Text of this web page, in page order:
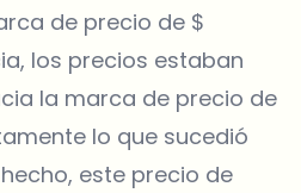
de precio de $
los precios estaban
la marca de precio de
lo que sucedió
este precio de